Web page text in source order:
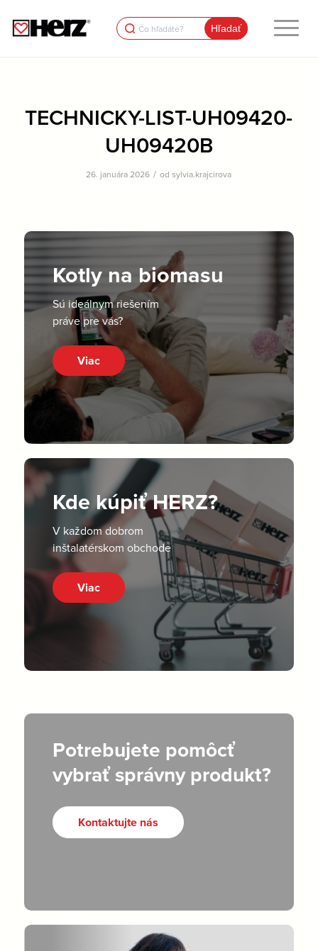
Search
for:
TECHNICKY-LIST-UH09420-
UH09420B
26. januára 2026 / odsylvia.krajcirova
Kotly na biomasu
Sú ideálnym riešením
práve pre vás?
Viac
Kde kúpiť HERZ?
V každom dobrom
inštalatérskom obchode
Viac
Potrebujete pomôcť
vybrať správny produkt?
Kontaktujte nás